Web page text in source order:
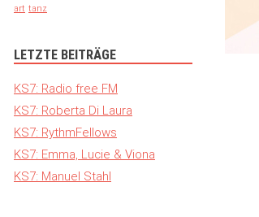
art tanz
LETZTE BEITRÄGE
KS7: Radio free FM
KS7: Roberta Di Laura
KS7: RythmFellows
KS7: Emma, Lucie & Viona
KS7: Manuel Stahl